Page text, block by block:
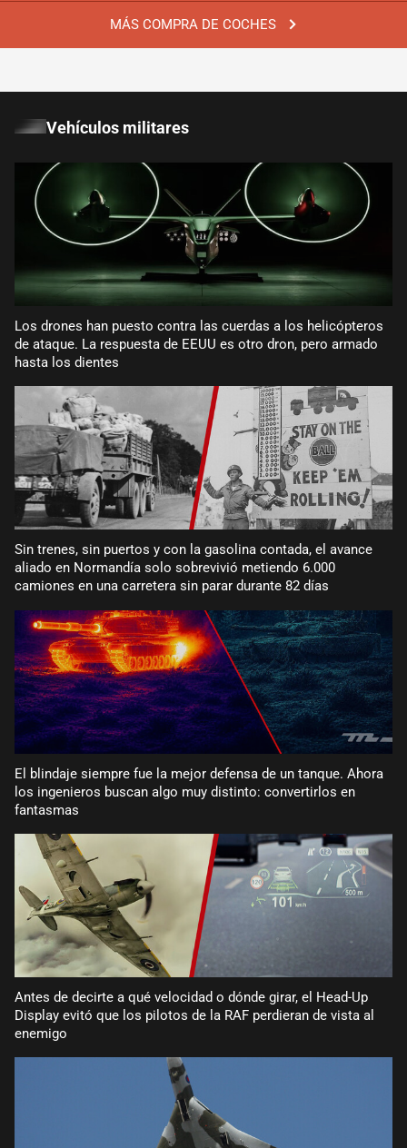
MÁS COMPRA DE COCHES
Vehículos militares
Los drones han puesto contra las cuerdas a los helicópteros
de ataque. La respuesta de EEUU es otro dron, pero armado
hasta los dientes
Sin trenes, sin puertos y con la gasolina contada, el avance
aliado en Normandía solo sobrevivió metiendo 6.000
camiones en una carretera sin parar durante 82 días
El blindaje siempre fue la mejor defensa de un tanque. Ahora
los ingenieros buscan algo muy distinto: convertirlos en
fantasmas
Antes de decirte a qué velocidad o dónde girar, el Head-Up
Display evitó que los pilotos de la RAF perdieran de vista al
enemigo